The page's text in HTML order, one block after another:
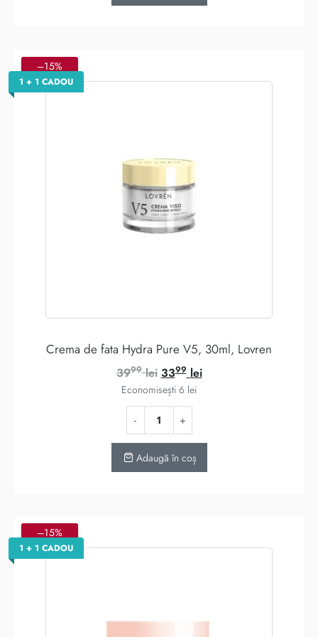
–15%
1 + 1 CADOU
Crema de fata Hydra Pure V5, 30ml, Lovren
3999 lei Prețul
inițial
a
fost:
3999 lei.
3399 leiPrețul
Economisești 6 lei
Adaugă în coș
–15%
1 + 1 CADOU